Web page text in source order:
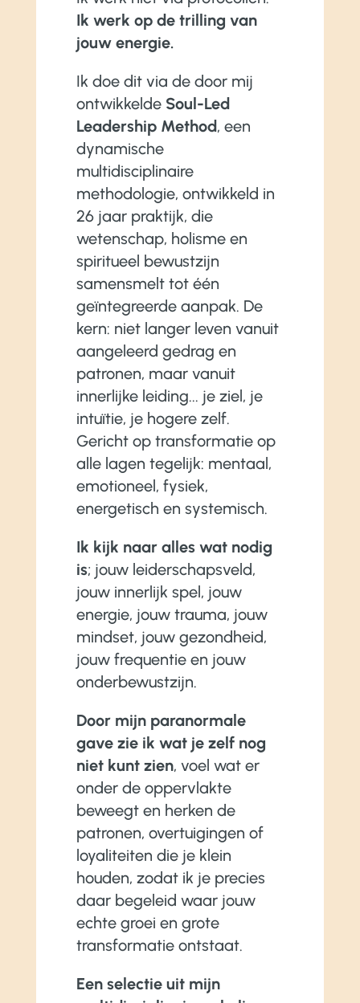
Ik werk op de trilling van
jouw energie.
Ik doe dit via de door mij
ontwikkelde Soul-Led
Leadership Method, een
dynamische
multidisciplinaire
methodologie, ontwikkeld in
26 jaar praktijk, die
wetenschap, holisme en
spiritueel bewustzijn
samensmelt tot één
geïntegreerde aanpak. De
kern: niet langer leven vanuit
aangeleerd gedrag en
patronen, maar vanuit
innerlijke leiding... je ziel, je
intuïtie, je hogere zelf.
Gericht op transformatie op
alle lagen tegelijk: mentaal,
emotioneel, fysiek,
energetisch en systemisch.
Ik kijk naar alles wat nodig
is; jouw leiderschapsveld,
jouw innerlijk spel, jouw
energie, jouw trauma, jouw
mindset, jouw gezondheid,
jouw frequentie en jouw
onderbewustzijn.
Door mijn paranormale
gave zie ik wat je zelf nog
niet kunt zien, voel wat er
onder de oppervlakte
beweegt en herken de
patronen, overtuigingen of
loyaliteiten die je klein
houden, zodat ik je precies
daar begeleid waar jouw
echte groei en grote
transformatie ontstaat.
Een selectie uit mijn